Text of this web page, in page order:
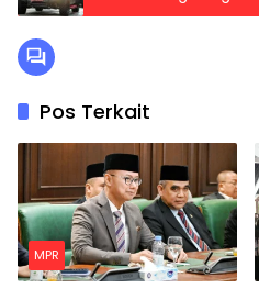
Pos Terkait
MPR